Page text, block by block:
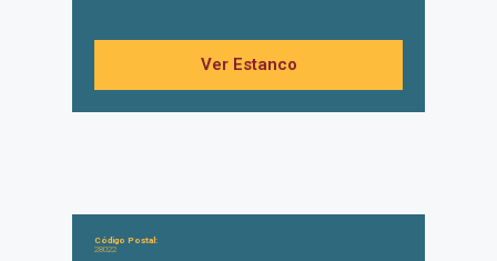
Ver Estanco
Código Postal:
28022